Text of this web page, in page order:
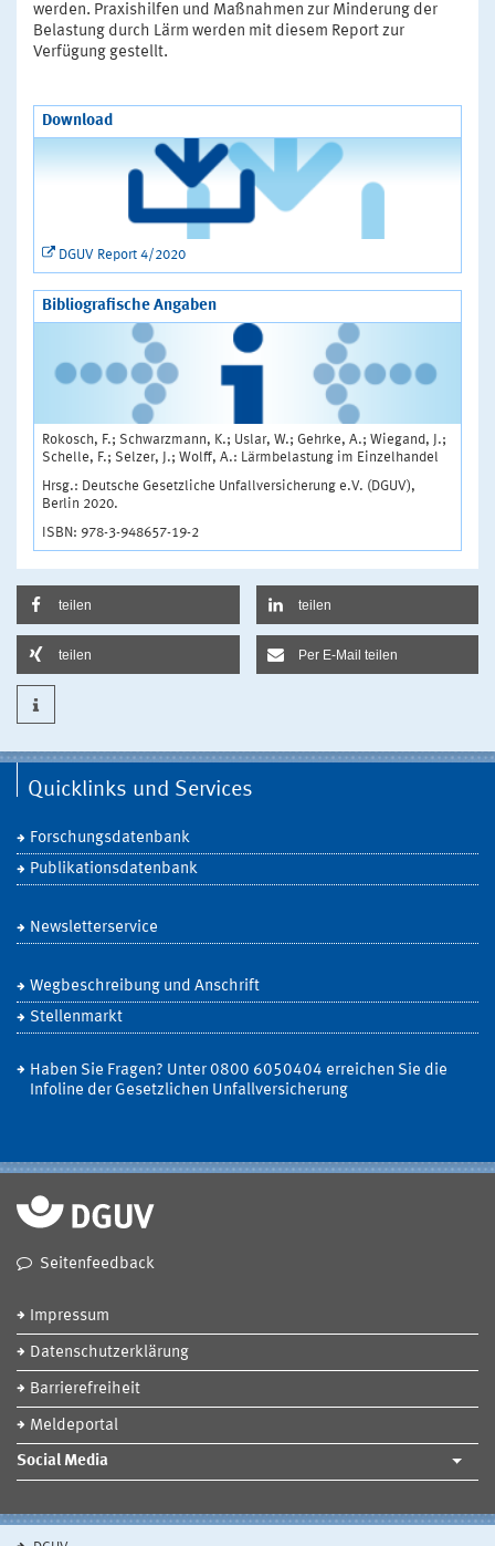
werden. Praxishilfen und Maßnahmen zur Minderung der
Belastung durch Lärm werden mit diesem Report zur
Verfügung gestellt.
Download
DGUV Report 4/2020
Bibliografische Angaben
Rokosch, F.; Schwarzmann, K.; Uslar, W.; Gehrke, A.; Wiegand, J.;
Schelle, F.; Selzer, J.; Wolff, A.: Lärmbelastung im Einzelhandel
Hrsg.: Deutsche Gesetzliche Unfallversicherung e.V. (DGUV),
Berlin 2020.
ISBN: 978-3-948657-19-2
teilen teilen
teilen Per E-Mail teilen
Quicklinks und Services
Forschungsdatenbank
Publikationsdatenbank
Newsletterservice
Wegbeschreibung und Anschrift
Stellenmarkt
Haben Sie Fragen? Unter 0800 6050404 erreichen Sie die
Infoline der Gesetzlichen Unfallversicherung
Seitenfeedback
Impressum
Datenschutzerklärung
Barrierefreiheit
Meldeportal
Social Media